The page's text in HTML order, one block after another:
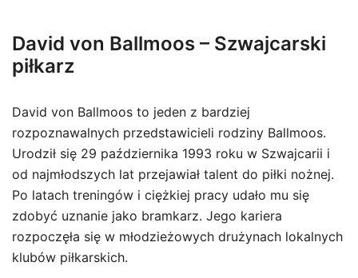
David von Ballmoos – Szwajcarski
piłkarz
David von Ballmoos to jeden z bardziej
rozpoznawalnych przedstawicieli rodziny Ballmoos.
Urodził się 29 października 1993 roku w Szwajcarii i
od najmłodszych lat przejawiał talent do piłki nożnej.
Po latach treningów i ciężkiej pracy udało mu się
zdobyć uznanie jako bramkarz. Jego kariera
rozpoczęła się w młodzieżowych drużynach lokalnych
klubów piłkarskich.